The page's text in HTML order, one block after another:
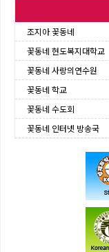
조지아 꽃동네
꽃동네 현도복지대학교
꽃동네 사랑의연수원
꽃동네 학교
꽃동네 수도회
꽃동네 인터넷 방송국